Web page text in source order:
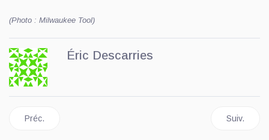
(Photo : Milwaukee Tool)
Éric Descarries
Article précédent : Lucas Oil lance de nouveaux traitements
Préc. Article
Suiv.